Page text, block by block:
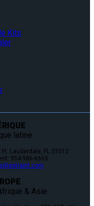
Kits
latine
Lauderdale, FL 33312
954-986-6665
& Asie